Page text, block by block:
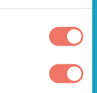
Meer
Meer info